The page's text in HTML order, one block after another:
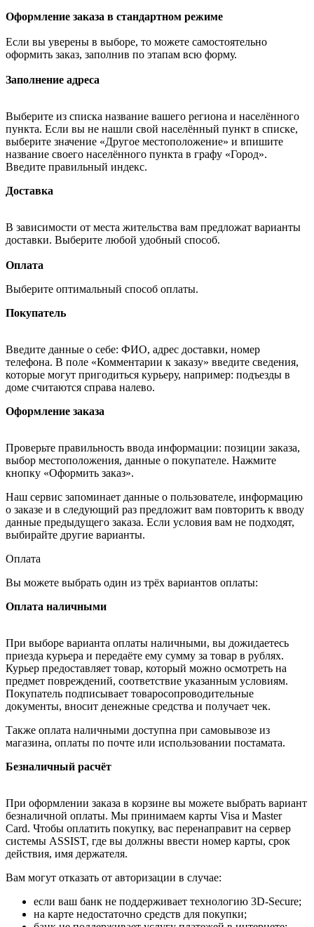
Оформление заказа в стандартном режиме
Если вы уверены в выборе, то можете самостоятельно
оформить заказ, заполнив по этапам всю форму.
Заполнение адреса
Выберите из списка название вашего региона и населённого
пункта. Если вы не нашли свой населённый пункт в списке,
выберите значение «Другое местоположение» и впишите
название своего населённого пункта в графу «Город».
Введите правильный индекс.
Доставка
В зависимости от места жительства вам предложат варианты
доставки. Выберите любой удобный способ.
Оплата
Выберите оптимальный способ оплаты.
Покупатель
Введите данные о себе: ФИО, адрес доставки, номер
телефона. В поле «Комментарии к заказу» введите сведения,
которые могут пригодиться курьеру, например: подъезды в
доме считаются справа налево.
Оформление заказа
Проверьте правильность ввода информации: позиции заказа,
выбор местоположения, данные о покупателе. Нажмите
кнопку «Оформить заказ».
Наш сервис запоминает данные о пользователе, информацию
о заказе и в следующий раз предложит вам повторить к вводу
данные предыдущего заказа. Если условия вам не подходят,
выбирайте другие варианты.
Оплата
Вы можете выбрать один из трёх вариантов оплаты:
Оплата наличными
При выборе варианта оплаты наличными, вы дожидаетесь
приезда курьера и передаёте ему сумму за товар в рублях.
Курьер предоставляет товар, который можно осмотреть на
предмет повреждений, соответствие указанным условиям.
Покупатель подписывает товаросопроводительные
документы, вносит денежные средства и получает чек.
Также оплата наличными доступна при самовывозе из
магазина, оплаты по почте или использовании постамата.
Безналичный расчёт
При оформлении заказа в корзине вы можете выбрать вариант
безналичной оплаты. Мы принимаем карты Visa и Master
Card. Чтобы оплатить покупку, вас перенаправит на сервер
системы ASSIST, где вы должны ввести номер карты, срок
действия, имя держателя.
Вам могут отказать от авторизации в случае:
если ваш банк не поддерживает технологию 3D-Secure;
на карте недостаточно средств для покупки;